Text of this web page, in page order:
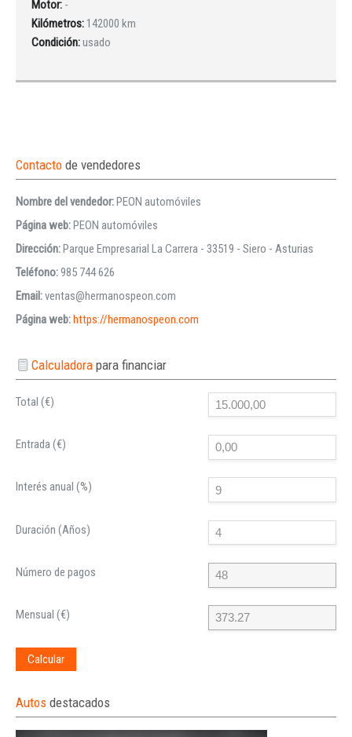
Motor: -
Kilómetros: 142000 km
Condición:usado
Contacto de vendedores
Nombre del vendedor:PEON automóviles
Página web:PEON automóviles
Dirección:Parque Empresarial La Carrera - 33519 - Siero - Asturias
Teléfono:985 744 626
Email:ventas@hermanospeon.com
Página web:https://hermanospeon.com
Calculadorapara financiar
Total (€)
Entrada (€)
Interés anual (%)
Duración (Años)
Número de pagos
Mensual (€)
Calcular
Autos destacados